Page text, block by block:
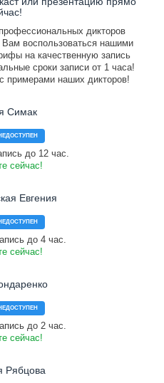
дикторов
воспользоваться нашими
на качественную запись
сроки записи от 1 часа!
примерами наших дикторов!
Симак
до 12 час.
сейчас!
Евгения
до 4 час.
сейчас!
до 2 час.
сейчас!
Рябцова